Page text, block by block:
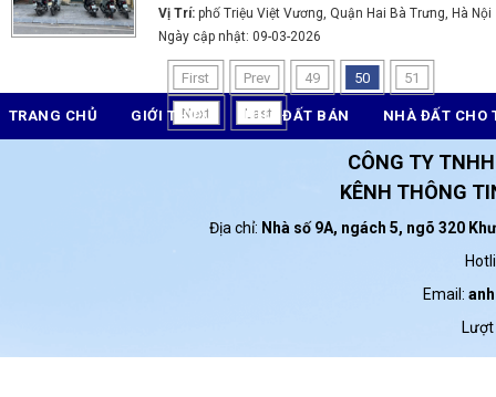
Vị Trí: phố Triệu Việt Vương, Quận Hai Bà Trưng, Hà Nội
Ngày cập nhật: 09-03-2026
First Prev 49 50 51
Next Last
TRANG CHỦ GIỚI THIỆU NHÀ ĐẤT BÁN NHÀ ĐẤT CHO
CÔNG TY
KÊNH THÔNG
Địa chỉ: Nhà số 9A, ngách 5, ngõ 320
Email: